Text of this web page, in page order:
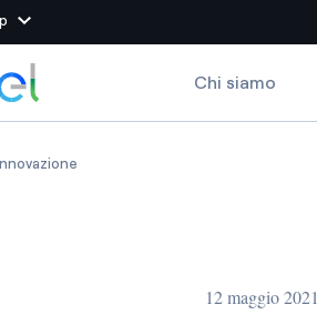
principale
Chi siamo
la sedia a ruote con una marcia in più
Innovazione
12 maggio 2021